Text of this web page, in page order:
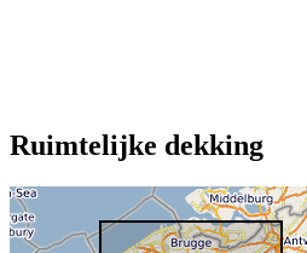
Ruimtelijke dekking